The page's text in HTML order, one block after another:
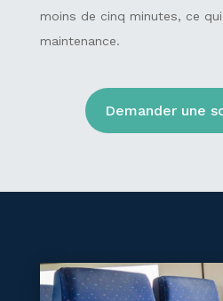
moins de cinq minutes, ce
maintenance.
Demander une